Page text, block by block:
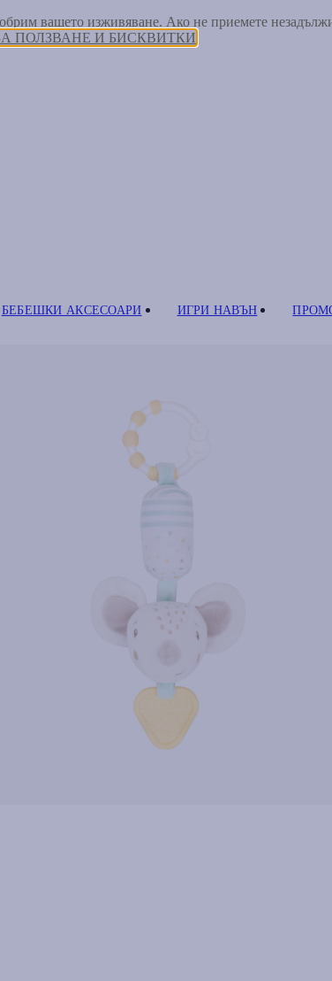
вашето изживяване. Ако не приемете
ПОЛЗВАНЕ И БИСКВИТКИ
БЕБЕШКИ АКСЕСОАРИ ИГРИ НАВЪН